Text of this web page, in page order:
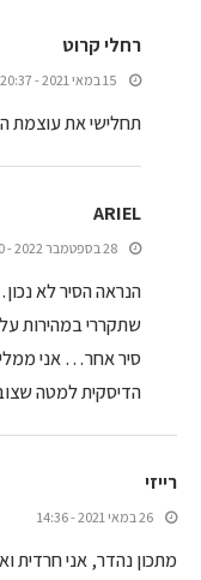
רחלי קרוט
15 במאי 2021 - 20:37
תחלישי את עוצמת
ARIEL
28 בספטמבר 2022 - 15:20
הנראה הסיר לא
שתקררי במהירות
סיר אחר… אני
הדיסקית למטה
רייזי
26 במאי 2021 - 14:36
מתכון נהדר, אני חרדית